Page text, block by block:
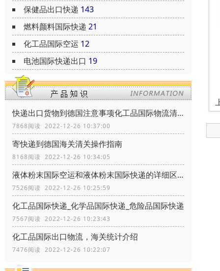
保健品出口快递 143
燃料颜料国际快递 21
化工品国际空运 12
电池国际快递出口 19
快递出口货物到德国注意事项化工品国际物流清关政策
7868阅读 2022-12-26 10:37:00
寄快递到德国海关清关操作指南
8168阅读 2022-12-26 10:34:05
液体粉末国际空运和液体粉末国际快递的详细区别
7526阅读 2022-12-26 10:25:59
化工品国际快递_化学品国际快递_危险品国际快递
7567阅读 2022-12-26 10:23:43
化工品国际出口物流，海关统计介绍
7476阅读 2022-12-26 10:22:07